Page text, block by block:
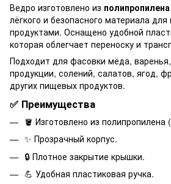
Ведро изготовлено из полипропилена
лёгкого и безопасного материала
продуктами. Оснащено удобной
которая облегчает переноску и
Подходит для фасовки мёда,
продукции, солений, салатов, ягод,
других пищевых продуктов.
✅ Преимущества
🪣 Изготовлено из полипропилена
✨ Прозрачный корпус.
🔒 Плотное закрытие крышки.
💪 Удобная пластиковая ручка.